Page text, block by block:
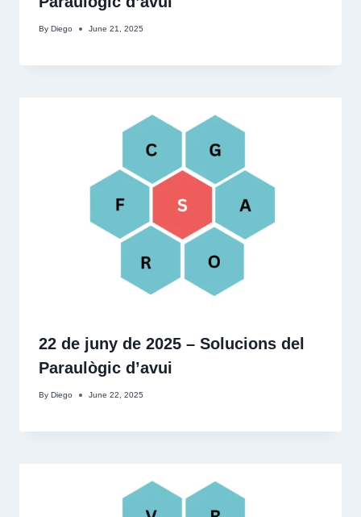
By Diego June 21, 2025
22 de juny de 2025 – Solucions del
Paraulògic d’avui
By Diego June 22, 2025